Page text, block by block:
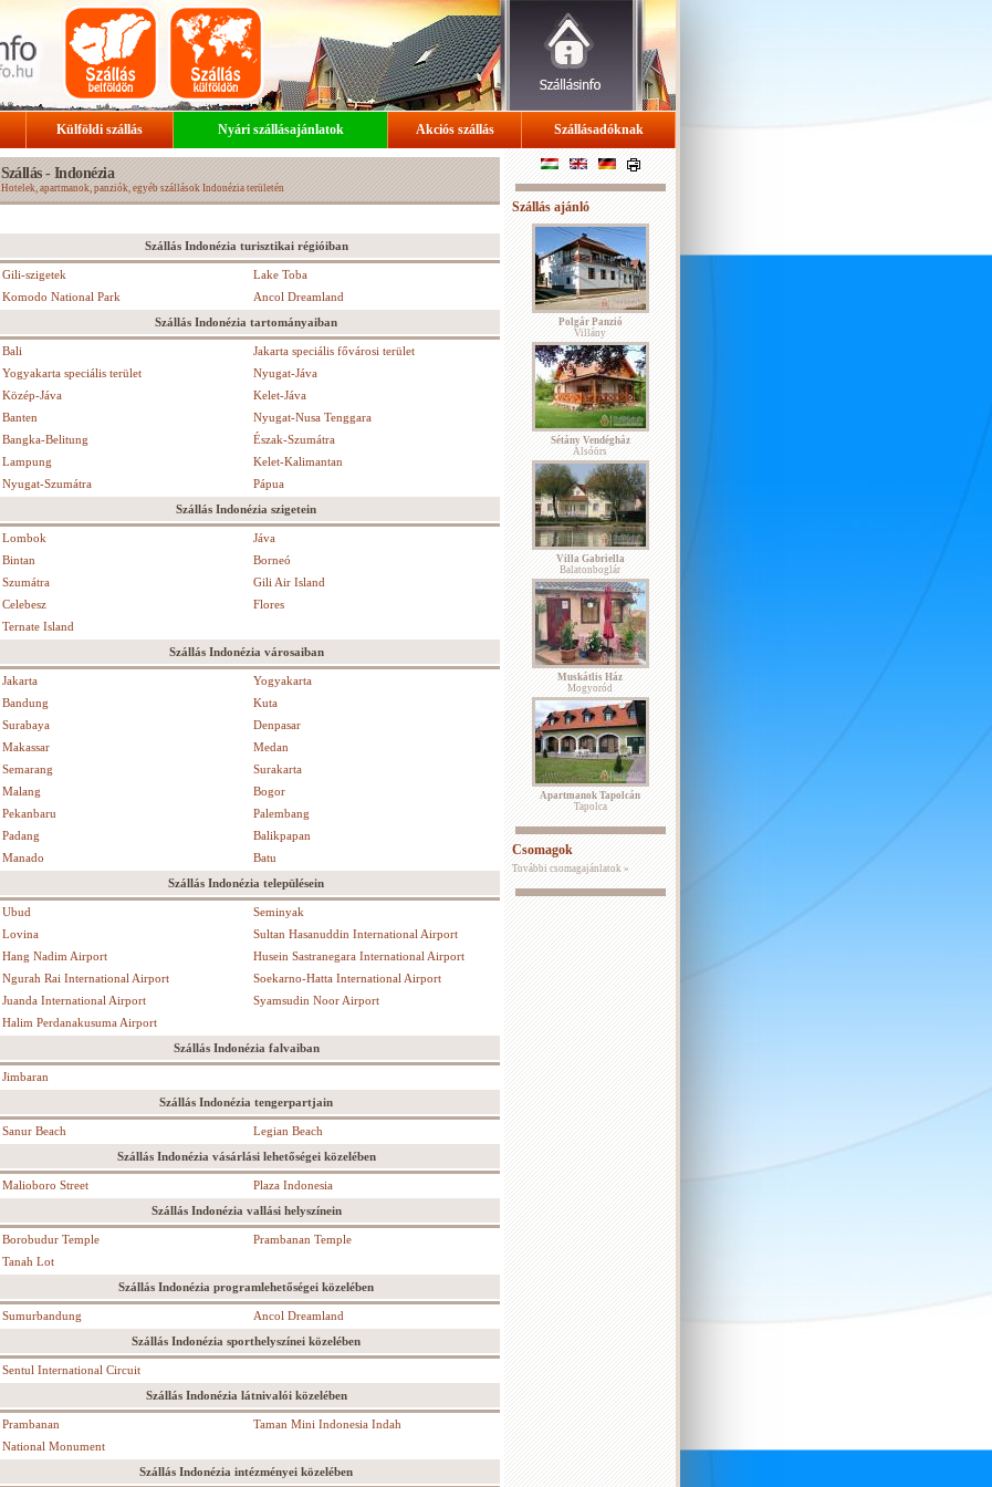
Külföldi szállás Nyári szállásajánlatok Akciós szállás Szállásadóknak
Szállás - Indonézia
Hotelek, apartmanok, panziók, egyéb szállások Indonézia területén
Szállás Indonézia turisztikai régióiban
Gili-szigetek
Lake Toba
Komodo National Park
Ancol Dreamland
Szállás Indonézia tartományaiban
Bali
Jakarta speciális fővárosi terület
Yogyakarta speciális terület
Nyugat-Jáva
Közép-Jáva
Kelet-Jáva
Banten
Nyugat-Nusa Tenggara
Bangka-Belitung
Észak-Szumátra
Lampung
Kelet-Kalimantan
Nyugat-Szumátra
Pápua
Szállás Indonézia szigetein
Lombok
Jáva
Bintan
Borneó
Szumátra
Gili Air Island
Celebesz
Flores
Ternate Island
Szállás Indonézia városaiban
Jakarta
Yogyakarta
Bandung
Kuta
Surabaya
Denpasar
Makassar
Medan
Semarang
Surakarta
Malang
Bogor
Pekanbaru
Palembang
Padang
Balikpapan
Manado
Batu
Szállás Indonézia településein
Ubud
Seminyak
Lovina
Sultan Hasanuddin International Airport
Hang Nadim Airport
Husein Sastranegara International Airport
Ngurah Rai International Airport
Soekarno-Hatta International Airport
Juanda International Airport
Syamsudin Noor Airport
Halim Perdanakusuma Airport
Szállás Indonézia falvaiban
Jimbaran
Szállás Indonézia tengerpartjain
Sanur Beach
Legian Beach
Szállás Indonézia vásárlási lehetőségei közelében
Malioboro Street
Plaza Indonesia
Szállás Indonézia vallási helyszínein
Borobudur Temple
Prambanan Temple
Tanah Lot
Szállás Indonézia programlehetőségei közelében
Sumurbandung
Ancol Dreamland
Szállás Indonézia sporthelyszínei közelében
Sentul International Circuit
Szállás Indonézia látnivalói közelében
Prambanan
Taman Mini Indonesia Indah
National Monument
Szállás Indonézia intézményei közelében
Szállás ajánló
Polgár Panzió
Villány
Sétány Vendégház
Alsóörs
Villa Gabriella
Balatonboglár
Muskátlis Ház
Mogyoród
Apartmanok Tapolcán
Tapolca
Csomagok
További csomagajánlatok »